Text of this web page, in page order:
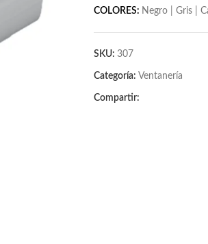
COLORES: Negro | Gris |
SKU: 307
Categoría: Ventanería
Compartir: